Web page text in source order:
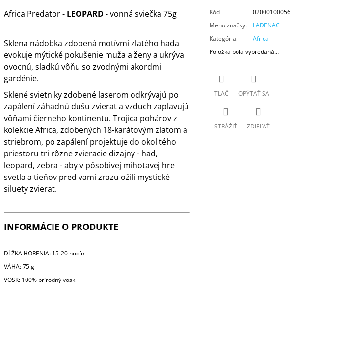
Africa Predator - LEOPARD - vonná sviečka 75g
Sklená nádobka zdobená motívmi zlatého hada
evokuje mýtické pokušenie muža a ženy a ukrýva
ovocnú, sladkú vôňu so zvodnými akordmi
gardénie.
Sklené svietniky zdobené laserom odkrývajú po
zapálení záhadnú dušu zvierat a vzduch zaplavujú
vôňami čierneho kontinentu. Trojica pohárov z
kolekcie Africa, zdobených 18-karátovým zlatom a
striebrom, po zapálení projektuje do okolitého
priestoru tri rôzne zvieracie dizajny - had,
leopard, zebra - aby v pôsobivej mihotavej hre
svetla a tieňov pred vami zrazu ožili mystické
siluety zvierat.
INFORMÁCIE O PRODUKTE
DĹŽKA HORENIA: 15-20 hodín
VÁHA: 75 g
VOSK: 100% prírodný vosk
Kód
02000100056
Meno značky:
LADENAC
Kategória:
Africa
Položka bola vypredaná…
TLAČ OPÝTAŤ SA
STRÁŽIŤ ZDIEĽAŤ